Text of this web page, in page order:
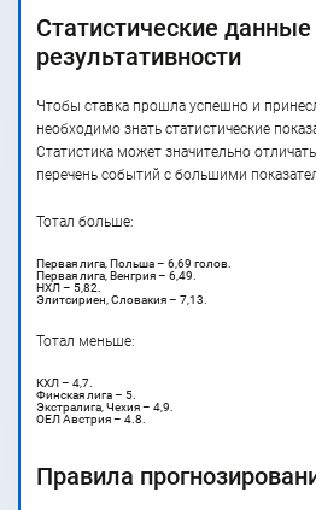
Статистические данные
результативности
Чтобы ставка прошла успешно и
необходимо знать статистические
Статистика может значительно
перечень событий с большими
Тотал больше:
Первая лига, Польша – 6,69 голов.
Первая лига, Венгрия – 6,49.
НХЛ – 5,82.
Элитсириен, Словакия – 7,13.
Тотал меньше:
КХЛ – 4,7.
Финская лига – 5.
Экстралига, Чехия – 4,9.
ОЕЛ Австрия – 4.8.
Правила